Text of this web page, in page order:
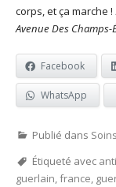
corps, et ça marche !
Avenue Des Champs-
Facebook
WhatsApp
Publié dans
Étiqueté avec
guerlain,france,